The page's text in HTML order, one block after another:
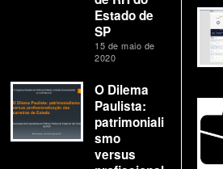
Estado de
SP
15 de maio de
2020
O Dilema
Paulista:
patrimoniali
smo
versus